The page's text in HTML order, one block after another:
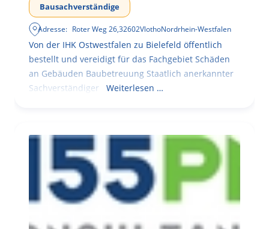
Bausachverständige
Adresse: Roter Weg 26,32602VlothoNordrhein-Westfalen
Von der IHK Ostwestfalen zu Bielefeld öffentlich
bestellt und vereidigt für das Fachgebiet Schäden
an Gebäuden Baubetreuung Staatlich anerkannter
Sachverständiger
Weiterlesen …